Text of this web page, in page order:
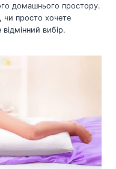
домашнього простору.
чи просто хочете
вибір.